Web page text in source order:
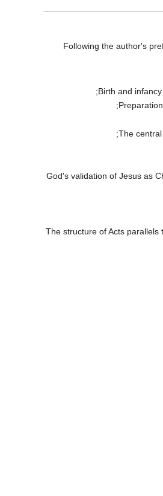
Following the author's
Birth and
The
God's validation of Jesus as
The structure of Acts